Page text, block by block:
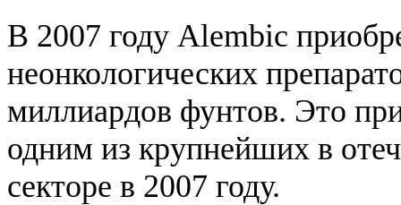
В 2007 году Alembic
неонкологических
миллиардов фунтов. Это
одним из крупнейших в
секторе в 2007 году.